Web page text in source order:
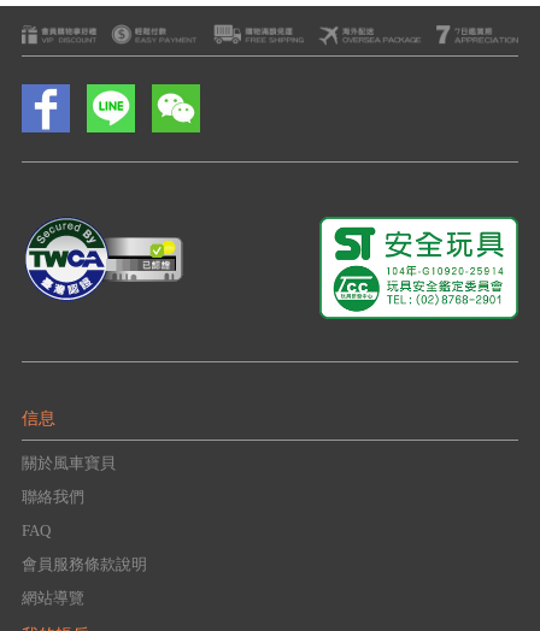
信息
關於風車寶貝
聯絡我們
FAQ
會員服務條款說明
網站導覽